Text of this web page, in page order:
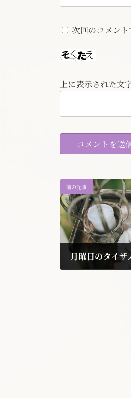
次回のコメン
上に表示された文
前の記事
月曜日のタイザ